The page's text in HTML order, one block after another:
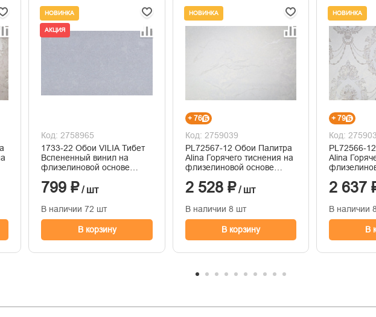
НОВИНКА
АКЦИЯ
Код: 2758965
1733-22 Обои VILIA Тибет
Вспененный винил на
флизелиновой основе
799 ₽ / шт
В наличии 72 шт
В корзину
НОВИНКА
+ 76
Код: 2759039
PL72567-12 Обои Палитра
Alina Горячего тиснения на
флизелиновой основе
2 528 ₽/ шт
В наличии 8 шт
В корзину
НОВИНКА
+ 79
Код:
PL72566-
Alina
2 637
В наличии
В